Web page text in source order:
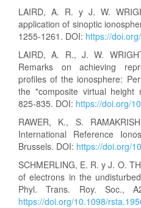
LAIRD, A. R. y J. W.
application of sinoptic
1255-1261. DOI: https://
LAIRD, A. R., J. W.
Remarks on achieving
profiles of the ionosphere:
the "composite virtual
825-835. DOI: https://doi.org/
RAWER, K., S.
International Reference
Brussels. DOI: https://doi.org/
SCHMERLING, E. R. y J. O.
of electrons in the
Phyl. Trans. Roy. Soc.,
https://doi.org/10.1098/